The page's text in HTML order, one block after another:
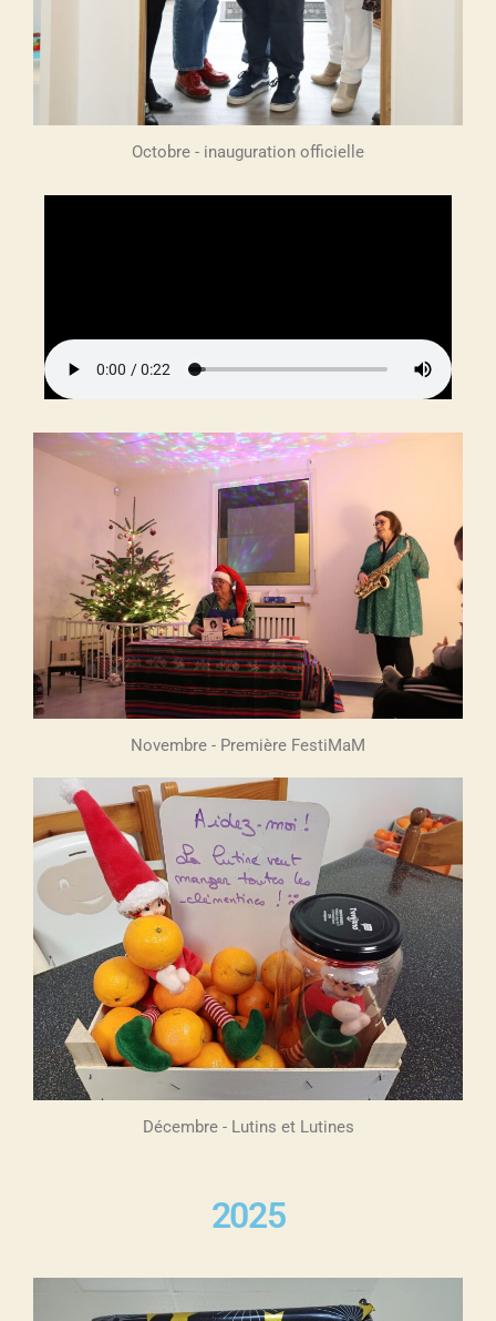
Octobre - inauguration officielle
Novembre - Première FestiMaM
Décembre - Lutins et Lutines
2025